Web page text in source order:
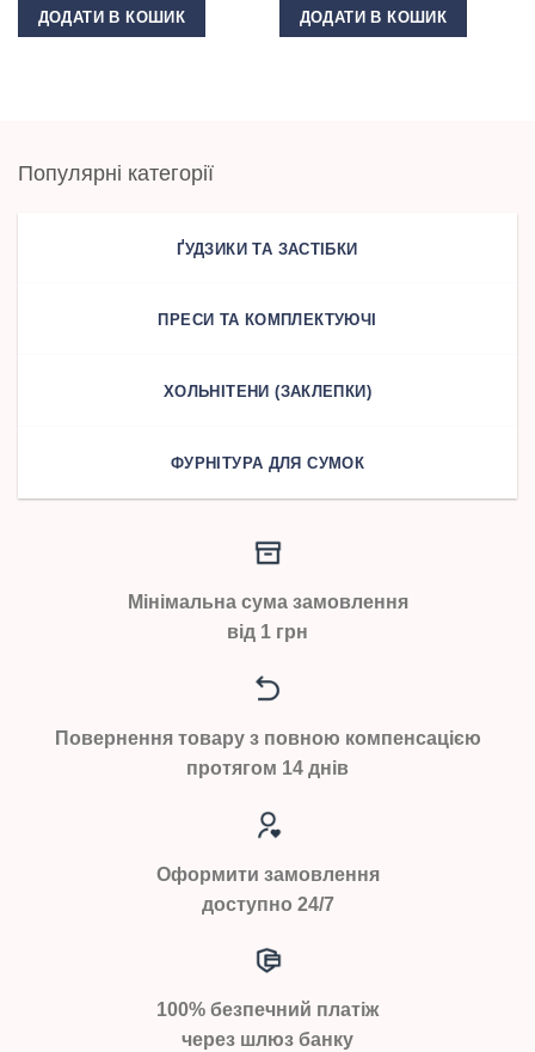
ДОДАТИ В КОШИК ДОДАТИ В КОШИК
Популярні категорії
ҐУДЗИКИ ТА ЗАСТІБКИ
ПРЕСИ ТА КОМПЛЕКТУЮЧІ
ХОЛЬНІТЕНИ (ЗАКЛЕПКИ)
ФУРНІТУРА ДЛЯ СУМОК
Мінімальна сума замовлення
від 1 грн
Повернення товару з повною компенсацією
протягом 14 днів
Оформити замовлення
доступно 24/7
100% безпечний платіж
через шлюз банку